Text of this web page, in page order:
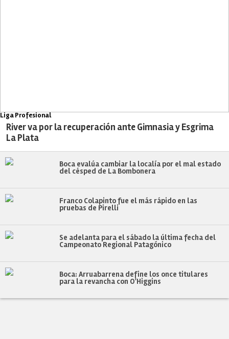
Liga Profesional
River va por la recuperación ante Gimnasia y Esgrima
La Plata
Boca evalúa cambiar la localía por el mal estado
del césped de La Bombonera
Franco Colapinto fue el más rápido en las
pruebas de Pirelli
Se adelanta para el sábado la última fecha del
Campeonato Regional Patagónico
Boca: Arruabarrena define los once titulares
para la revancha con O'Higgins